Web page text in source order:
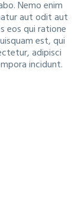
Nemo enim
aut odit aut
eos qui ratione
est, qui
adipisci
incidunt.